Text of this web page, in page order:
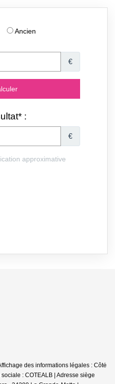
des informations légales : Côté
: COTEALB | Adresse siège